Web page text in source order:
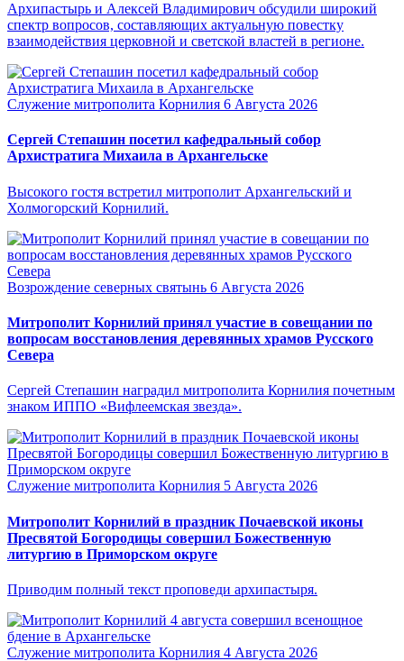
Архипастырь и Алексей Владимирович обсудили широкий
спектр вопросов, составляющих актуальную повестку
взаимодействия церковной и светской властей в регионе.
Служение митрополита Корнилия 6 Августа 2026
Сергей Степашин посетил кафедральный собор
Архистратига Михаила в Архангельске
Высокого гостя встретил митрополит Архангельский и
Холмогорский Корнилий.
Возрождение северных святынь 6 Августа 2026
Митрополит Корнилий принял участие в совещании по
вопросам восстановления деревянных храмов Русского
Севера
Сергей Степашин наградил митрополита Корнилия почетным
знаком ИППО «Вифлеемская звезда».
Служение митрополита Корнилия 5 Августа 2026
Митрополит Корнилий в праздник Почаевской иконы
Пресвятой Богородицы совершил Божественную
литургию в Приморском округе
Приводим полный текст проповеди архипастыря.
Служение митрополита Корнилия 4 Августа 2026